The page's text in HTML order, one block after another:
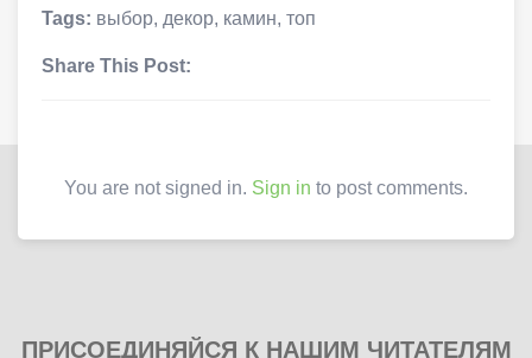
Tags: выбор, декор, камин, топ
Share This Post:
You are not signed in. Sign in to post comments.
ПРИСОЕДИНЯЙСЯ К НАШИМ ЧИТАТЕЛЯМ